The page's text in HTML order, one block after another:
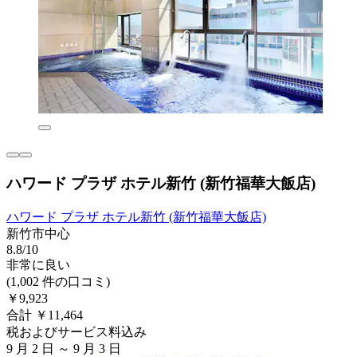
ハワード プラザ ホテル新竹 (新竹福華大飯店)
ハワード プラザ ホテル新竹 (新竹福華大飯店)
新竹市中心
8.8/10
非常に良い
(1,002 件の口コミ)
￥9,923
合計 ￥11,464
税およびサービス料込み
9 月 2 日 ～ 9 月 3 日